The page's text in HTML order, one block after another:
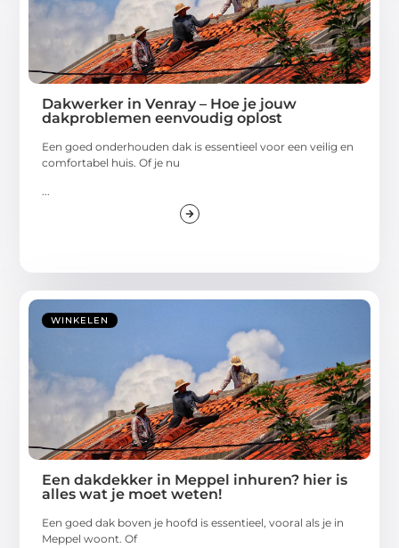
Dakwerker in Venray – Hoe je jouw
dakproblemen eenvoudig oplost
Een goed onderhouden dak is essentieel voor een veilig en
comfortabel huis. Of je nu
WINKELEN
Een dakdekker in Meppel inhuren? hier is
alles wat je moet weten!
Een goed dak boven je hoofd is essentieel, vooral als je in
Meppel woont. Of